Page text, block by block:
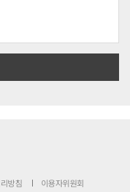
방침 이용자위원회